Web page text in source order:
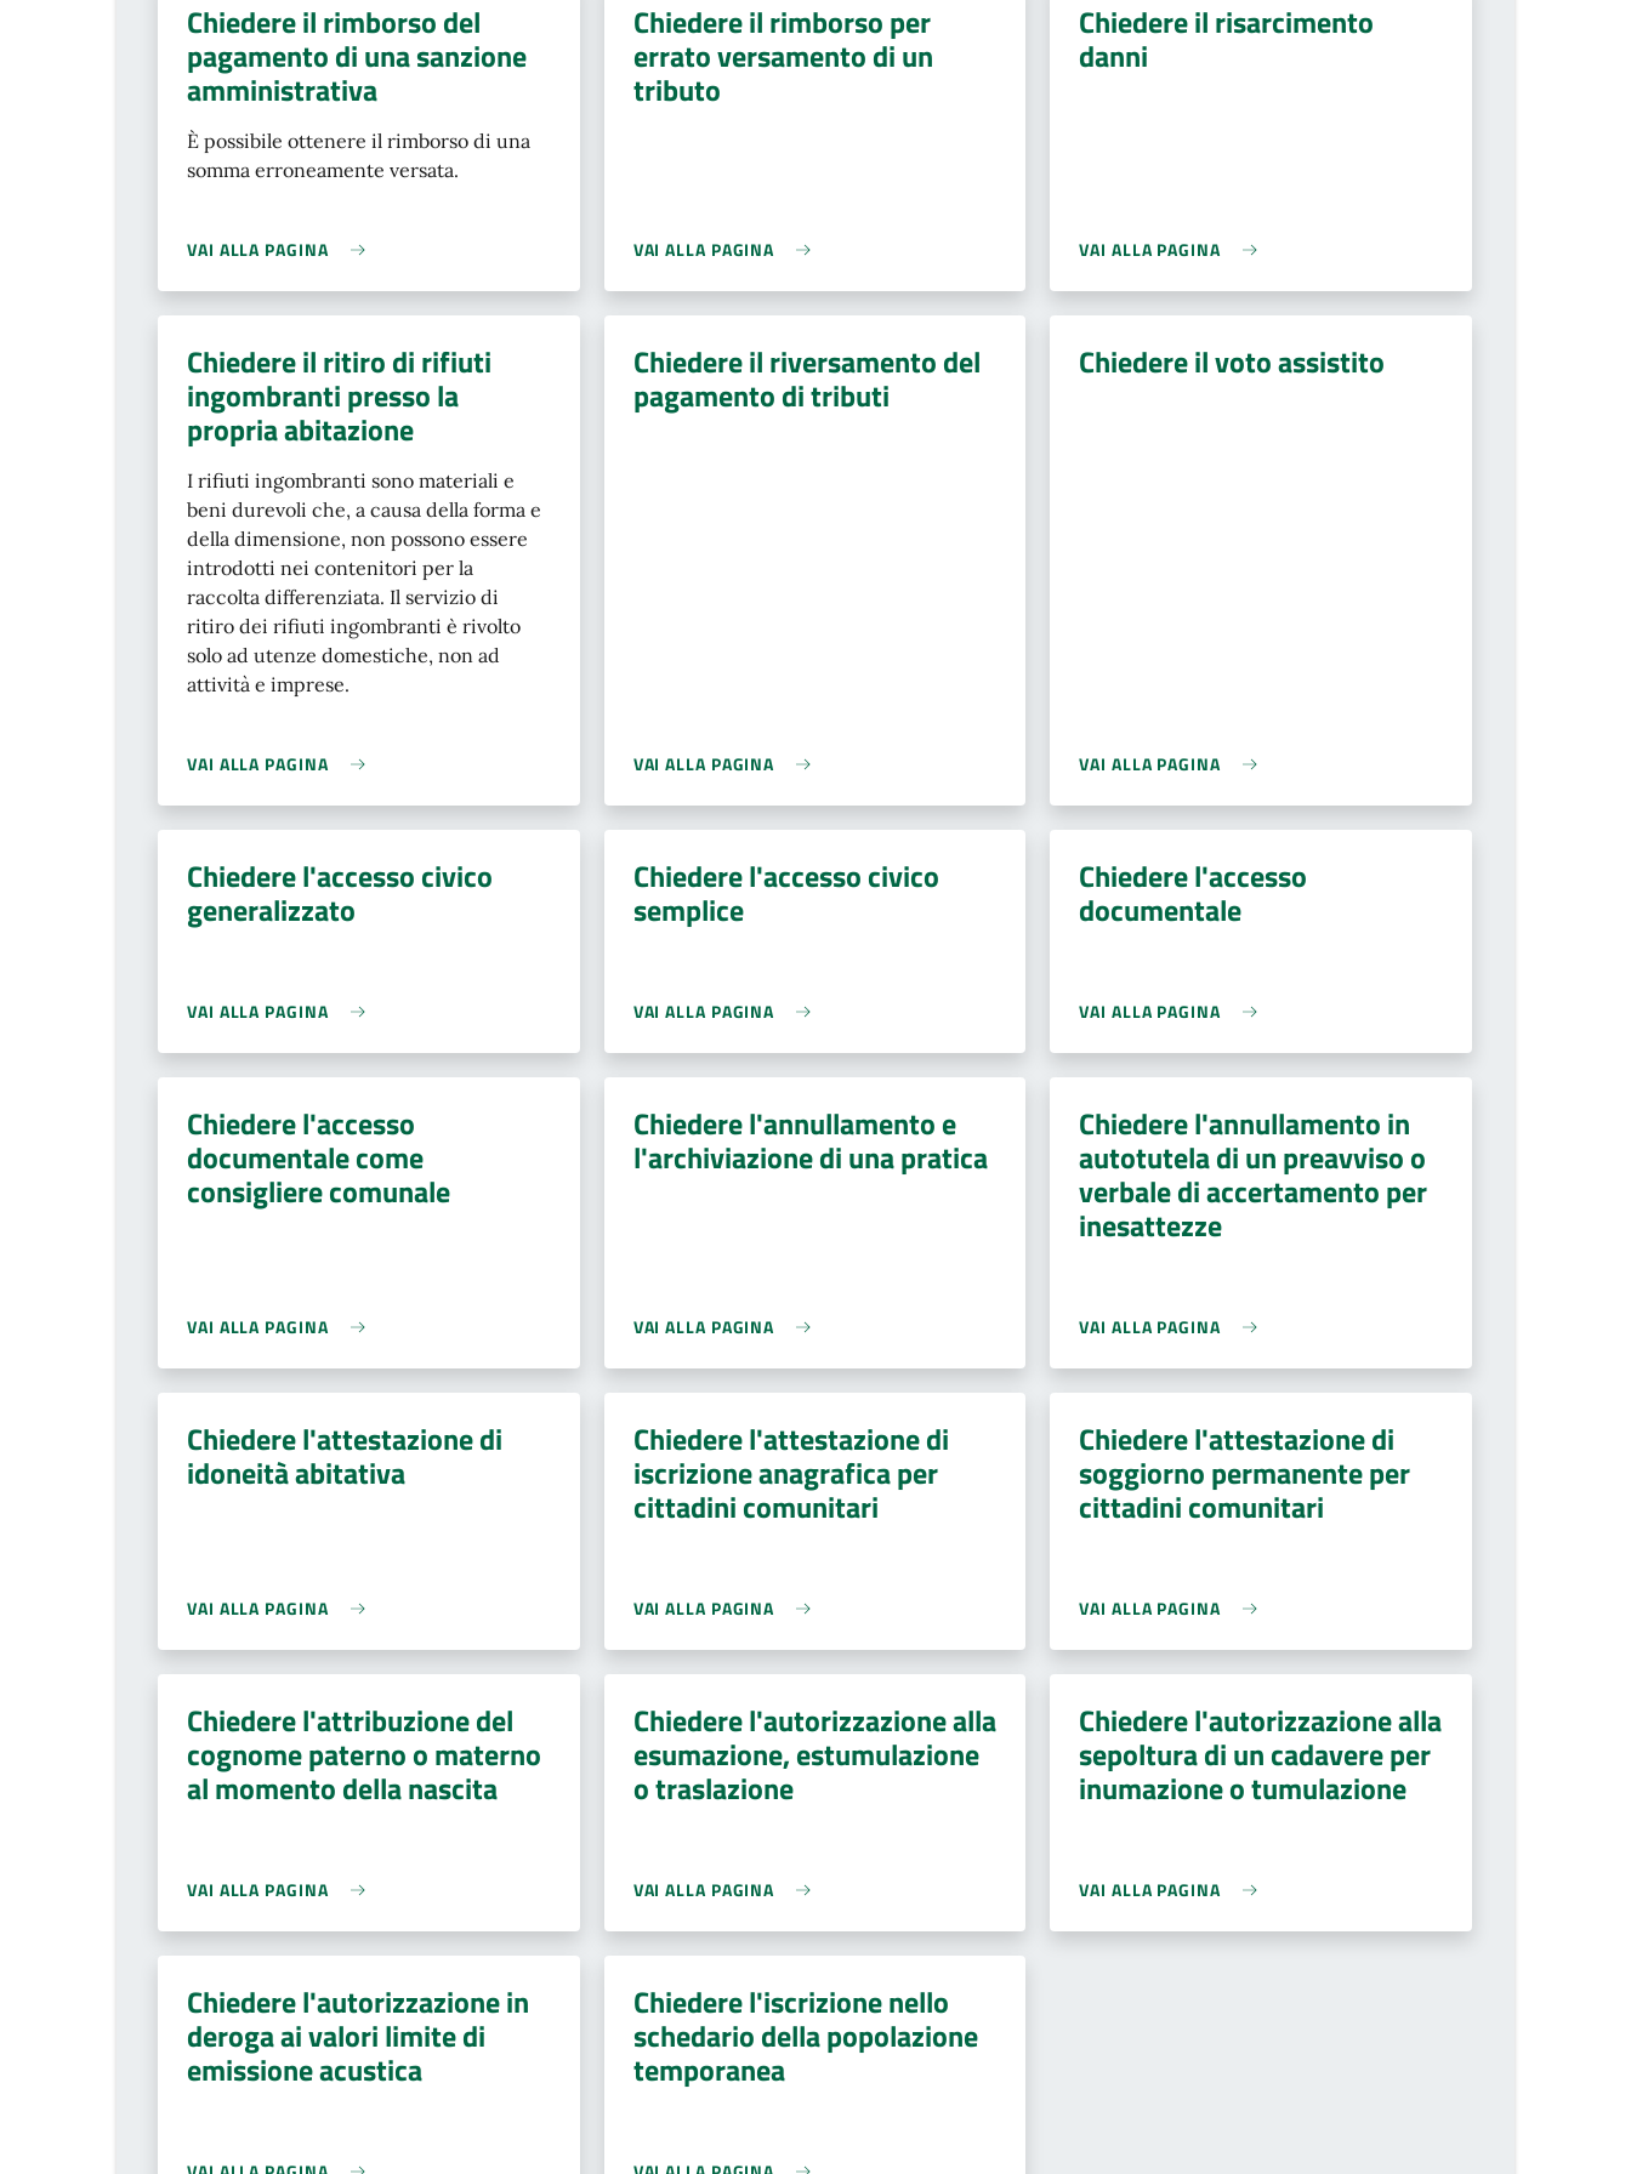
Chiedere il rimborso del
pagamento di una sanzione
amministrativa
È possibile ottenere il rimborso di una
somma erroneamente versata.
VAI ALLA PAGINA
Chiedere il rimborso per
errato versamento di un
tributo
VAI ALLA PAGINA
Chiedere il risarcimento
danni
VAI ALLA PAGINA
Chiedere il ritiro di rifiuti
ingombranti presso la
propria abitazione
I rifiuti ingombranti sono materiali e
beni durevoli che, a causa della forma e
della dimensione, non possono essere
introdotti nei contenitori per la
raccolta differenziata. Il servizio di
ritiro dei rifiuti ingombranti è rivolto
solo ad utenze domestiche, non ad
attività e imprese.
VAI ALLA PAGINA
Chiedere il riversamento del
pagamento di tributi
VAI ALLA PAGINA
Chiedere il voto assistito
VAI ALLA PAGINA
Chiedere l'accesso civico
generalizzato
VAI ALLA PAGINA
Chiedere l'accesso civico
semplice
VAI ALLA PAGINA
Chiedere l'accesso
documentale
VAI ALLA PAGINA
Chiedere l'accesso
documentale come
consigliere comunale
VAI ALLA PAGINA
Chiedere l'annullamento e
l'archiviazione di una pratica
VAI ALLA PAGINA
Chiedere l'annullamento in
autotutela di un preavviso o
verbale di accertamento per
inesattezze
VAI ALLA PAGINA
Chiedere l'attestazione di
idoneità abitativa
VAI ALLA PAGINA
Chiedere l'attestazione di
iscrizione anagrafica per
cittadini comunitari
VAI ALLA PAGINA
Chiedere l'attestazione di
soggiorno permanente per
cittadini comunitari
VAI ALLA PAGINA
Chiedere l'attribuzione del
cognome paterno o materno
al momento della nascita
VAI ALLA PAGINA
Chiedere l'autorizzazione alla
esumazione, estumulazione
o traslazione
VAI ALLA PAGINA
Chiedere l'autorizzazione alla
sepoltura di un cadavere per
inumazione o tumulazione
VAI ALLA PAGINA
Chiedere l'autorizzazione in
deroga ai valori limite di
emissione acustica
Chiedere l'iscrizione nello
schedario della popolazione
temporanea